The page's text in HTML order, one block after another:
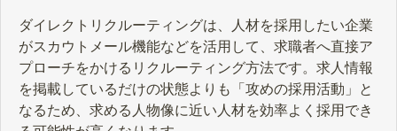
ダイレクトリクルーティングは、人材を採用したい企業
がスカウトメール機能などを活用して、求職者へ直接ア
プローチをかけるリクルーティング方法です。求人情報
を掲載しているだけの状態よりも「攻めの採用活動」と
なるため、求める人物像に近い人材を効率よく採用でき